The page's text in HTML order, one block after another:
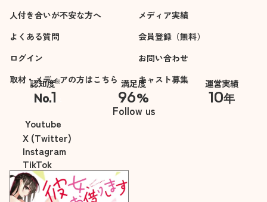
人付き合いが不安な方へ
メディア実績
よくある質問
会員登録（無料）
ログイン
お問い合わせ
取材・メディアの方はこちら
キャスト募集
認知度※
No.1
※自社調べ
満足度
96%
運営実績
10年
Follow us
Youtube
X (Twitter)
Instagram
TikTok